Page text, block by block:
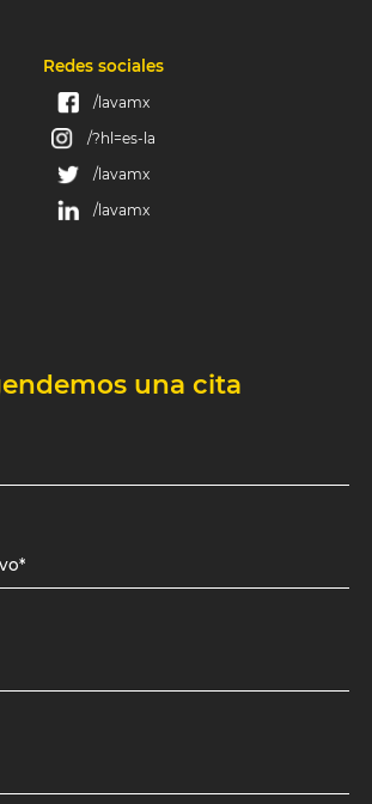
Redes sociales
/lavamx
/?hl=es-la
/lavamx
/lavamx
una cita